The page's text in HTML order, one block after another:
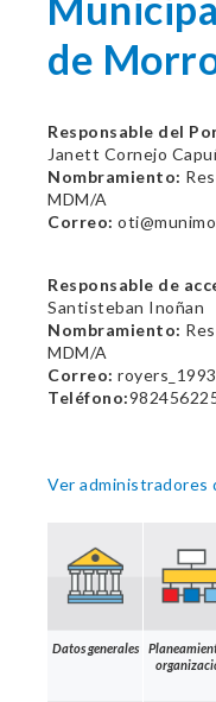
de
Responsable del
Janett Cornejo
Nombramiento:
MDM/A
Correo:
Responsable de
Santisteban Inoñan
Nombramiento:
MDM/A
Correo:
Teléfono:
Ver administradores
Datos generales